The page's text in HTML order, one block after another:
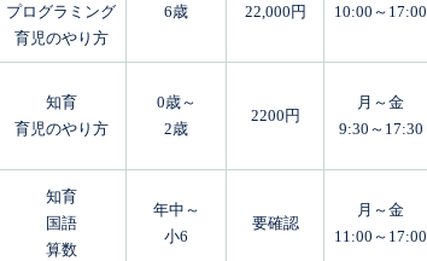
プログラミング
育児のやり方
6歳
22,000円
10:00～17:00
知育
育児のやり方
0歳～
2歳
2200円
月～金
9:30～17:30
知育
国語
算数
年中～
小6
要確認
月～金
11:00～17:00